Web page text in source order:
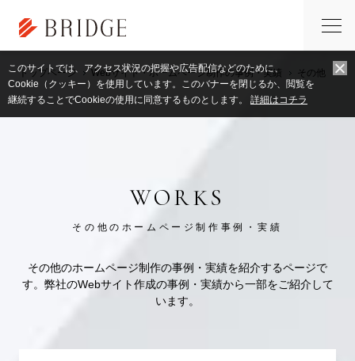
トップページ Webサイト・ホームページ制作の事例・実績 その他
このサイトでは、アクセス状況の把握や広告配信などのために、
Cookie（クッキー）を使用しています。このバナーを閉じるか、閲覧を
継続することでCookieの使用に同意するものとします。 詳細はコチラ
WORKS
その他のホームページ制作事例・実績
その他のホームページ制作の事例・実績を紹介するページで
す。弊社のWebサイト作成の事例・実績から一部をご紹介して
います。